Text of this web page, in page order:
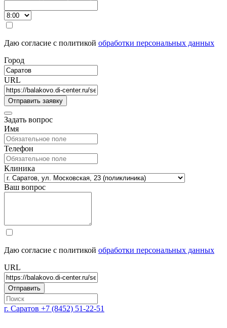
Даю согласие с политикой обработки персональных данных
Город
URL
Задать вопрос
Имя
Телефон
Клиника
Ваш вопрос
Даю согласие с политикой обработки персональных данных
URL
г. Саратов +7 (8452) 51-22-51